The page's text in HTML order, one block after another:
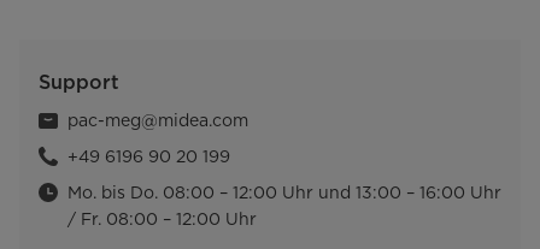
Support
pac-meg@midea.com
+49 6196 90 20 199
Mo. bis Do. 08:00 – 12:00 Uhr und 13:00 – 16:00 Uhr
/ Fr. 08:00 – 12:00 Uhr